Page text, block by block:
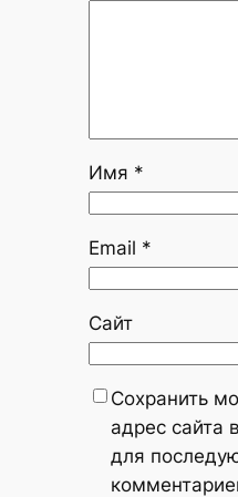
Имя *
Email *
Сайт
Сохранить
адрес сайта
для